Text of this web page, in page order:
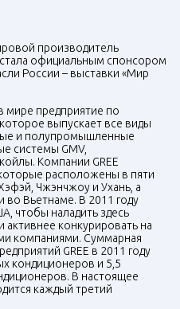
производитель
официальным спонсором
России – выставки «Мир
мире предприятие по
выпускает все виды
и полупромышленные
системы GMV,
Компании GREE
расположены в пяти
Чжэнчжоу и Ухань, а
во Вьетнаме. В 2011 году
чтобы наладить здесь
конкурировать на
компаниями. Суммарная
GREE в 2011 году
кондиционеров и 5,5
В настоящее
каждый третий